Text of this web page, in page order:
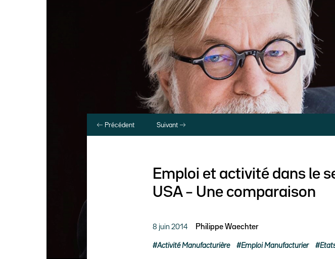
Précédent Suivant
Emploi et activité dans le
USA – Une comparaison
8 juin 2014 Philippe Waechter
Activité Manufacturière Emploi Manufacturier